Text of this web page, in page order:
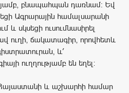
բնապահպան դառնամ։ Եվ
Ագրարային համալսարանի
և սկսեցի ուսումնասիրել
ուղի, ճակատագիր, որովհետև
և՛
ուղղությամբ են եղել։
Հայաստանի և աշխարհի համար